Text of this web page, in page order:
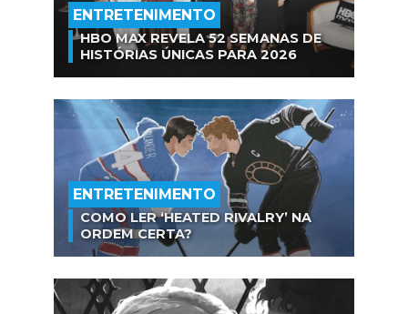
ENTRETENIMENTO
HBO MAX REVELA 52 SEMANAS DE
HISTÓRIAS ÚNICAS PARA 2026
ENTRETENIMENTO
COMO LER ‘HEATED RIVALRY’ NA
ORDEM CERTA?